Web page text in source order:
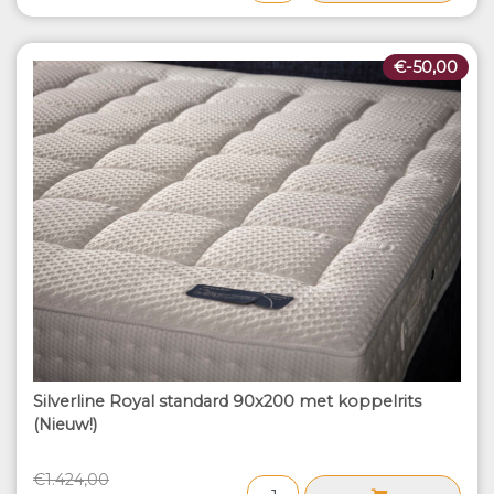
€-50,00
Silverline Royal standard 90x200 met koppelrits
(Nieuw!)
€1.424,00